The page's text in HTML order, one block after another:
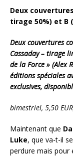
Deux
tirage 50%) et B
Deux couvertures
Cassaday – tirage
de la Force » (Alex
éditions spéciales
exclusives,
bimestriel, 5,50
Maintenant que
Luke, que va-t-il
perdure mais pour